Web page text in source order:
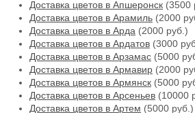
Доставка цветов в Апшеронск (3500
Доставка цветов в Арамиль (2000
Доставка цветов в Арда (2000 руб.)
Доставка цветов в Ардатов (3000
Доставка цветов в Арзамас (5000
Доставка цветов в Армавир (2000
Доставка цветов в Армянск (5000
Доставка цветов в Арсеньев (10000
Доставка цветов в Артем (5000 руб.)